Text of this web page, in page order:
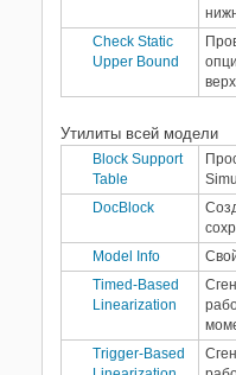
Check Static
Upper Bound
Утилиты всей модели
Block Support
Table
DocBlock
Model Info
Timed-Based
Linearization
Trigger-Based